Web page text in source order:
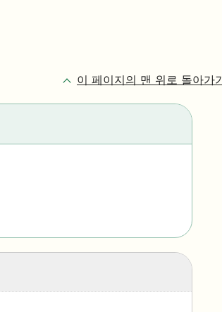
이 페이지의 맨 위로 돌아가기